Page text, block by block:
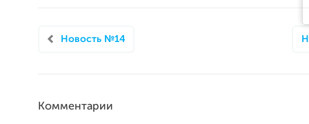
Новость №14
Комментарии